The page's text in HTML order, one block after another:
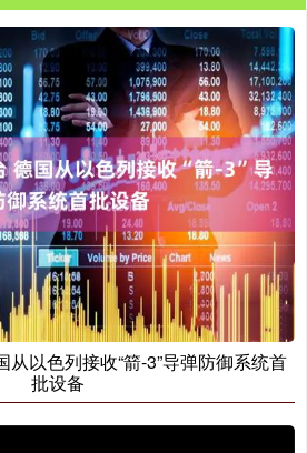
从以色列接收“箭-3”导弹防御系统首
批设备